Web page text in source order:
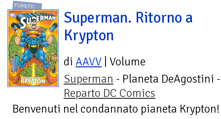
FUMETTI
Superman. Ritorno a
Krypton
di AAVV | Volume
Superman - Planeta DeAgostini -
Reparto DC Comics
Benvenuti nel condannato pianeta Krypton!